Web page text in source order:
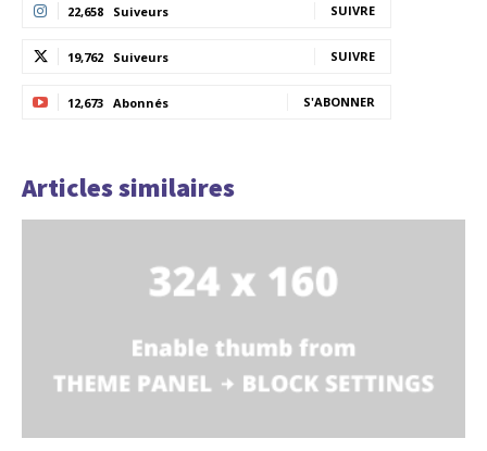
22,658 Suiveurs SUIVRE
19,762 Suiveurs SUIVRE
12,673 Abonnés S'ABONNER
Articles similaires